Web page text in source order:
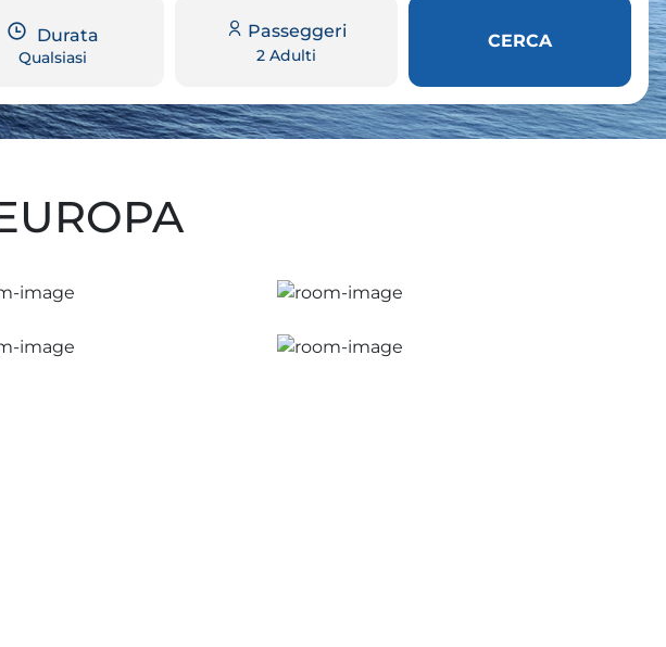
Durata
Qualsiasi
Passeggeri
2 Adulti
CERCA